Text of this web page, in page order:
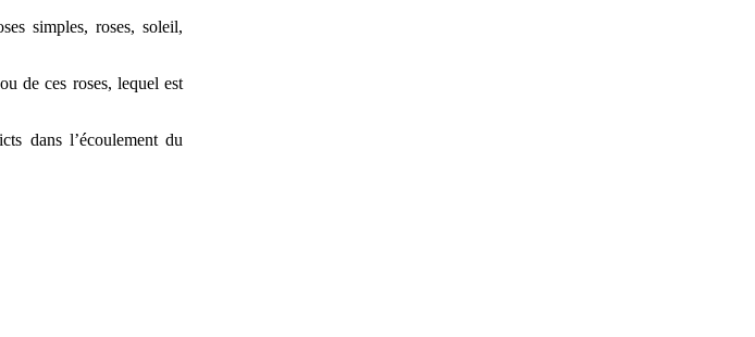
simples, roses, soleil,
de ces roses, lequel est
dans l’écoulement du